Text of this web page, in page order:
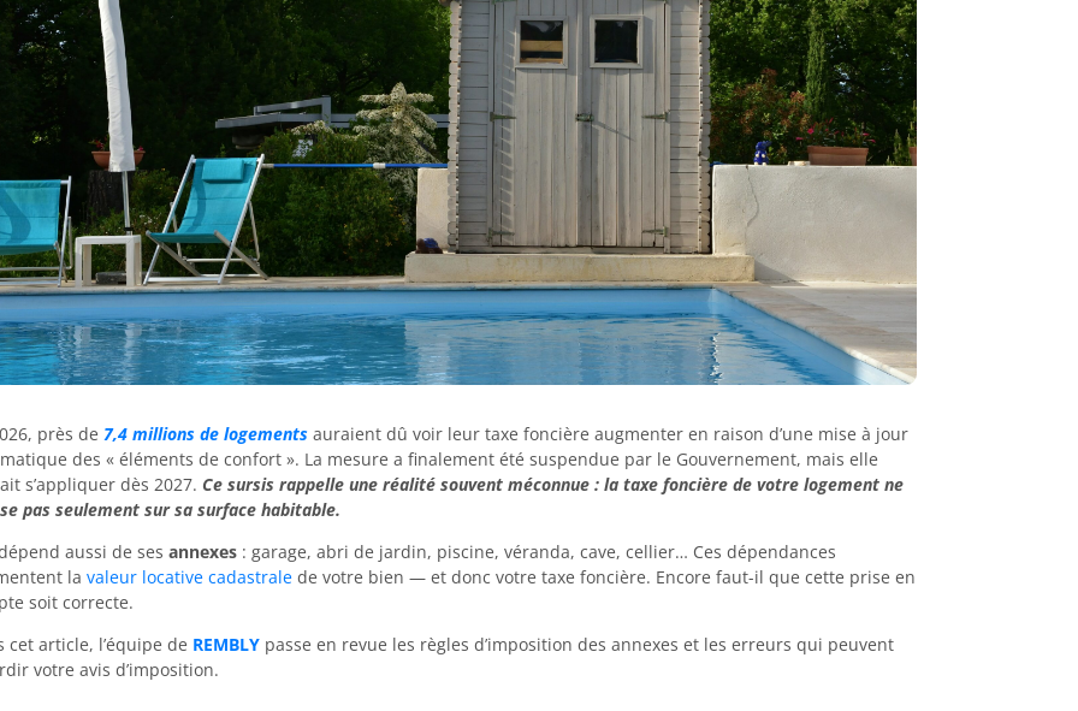
près de 7,4 millions de logementsauraient dû voir leur taxe foncière augmenter en raison d’une mise à jour
des « éléments de confort ». La mesure a finalement été suspendue par le Gouvernement, mais elle
s’appliquer dès 2027. Ce sursis rappelle une réalité souvent méconnue : la taxe foncière de votre logement ne
pas seulement sur sa surface habitable.
aussi de ses annexes: garage, abri de jardin, piscine, véranda, cave, cellier… Ces dépendances
la valeur locative cadastralede votre bien — et donc votre taxe foncière. Encore faut-il que cette prise en
soit correcte.
cet article, l’équipe de REMBLYpasse en revue les règles d’imposition des annexes et les erreurs qui peuvent
votre avis d’imposition.